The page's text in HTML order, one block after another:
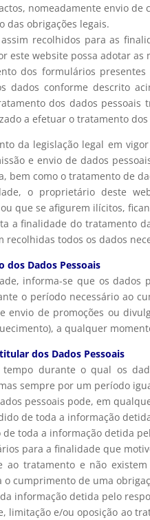
nomeadamente envio de
das obrigações legais.
assim recolhidos para as
este website possa adotar
dos formulários
dados conforme descrito
dos dados
a efetuar o tratamento
da legislação legal em
e envio de dados
bem como o tratamento de
o proprietário deste
que se afigurem ilícitos,
a finalidade do tratamento
recolhidas todos os dados
dos Dados Pessoais
informa-se que os
o período necessário ao
envio de promoções ou
a qualquer
dos Dados Pessoais
durante o qual os
sempre por um período
pessoais pode, em
de toda a informação
de toda a informação detida
para a finalidade que
ao tratamento e não
o cumprimento de uma
informação detida pelo
limitação e/ou oposição ao